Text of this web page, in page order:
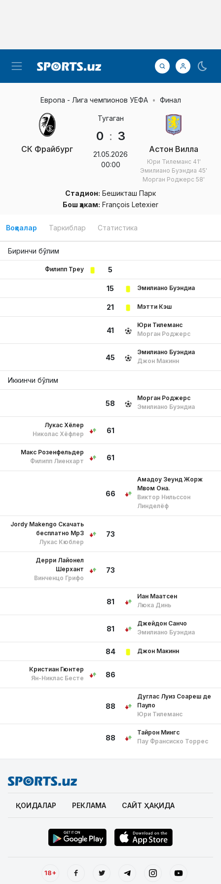
Европа - Лига чемпионов УЕФА Финал
СК Фрайбург
Тугаган
0 : 3
21.05.2026
00:00
Астон Вилла
Юри Тилеманс 41'
Эмилиано Буэндиа 45'
Морган Роджерс58'
Стадион: Бешикташ Парк
Бош ҳакам: François Letexier
Воқеалар Таркиблар Статистика
Биринчи бўлим
5
Филипп Треу
15 Эмилиано Буэндиа
21 Мэтти Кэш
41
Юри Тилеманс
Морган Роджерс
45
Эмилиано Буэндиа
Джон Макинн
Иккинчи бўлим
58
Морган Роджерс
Эмилиано Буэндиа
61
Лукас Хёлер
Николас Хёфлер
61
Макс Розенфельдер
Филипп Лиенхарт
66
Амадоу Зеунд Жорж
Мвом Она.
Виктор Нильссон
Линделёф
73
Jordy Makengo Скачать
бесплатно Mp3
Лукас Кюблер
73
Дерри Лайонел
Шерхант
Винченцо Грифо
81
Иан Маатсен
Люка Динь
81
Джейдон Санчо
Эмилиано Буэндиа
84 Джон Макинн
86
Кристиан Гюнтер
Ян-Никлас Бесте
88
Дуглас Луиз Соареш де
Пауло
Юри Тилеманс
88
Тайрон Мингс
Пау Франсиско Торрес
ҚОИДАЛАР РЕКЛАМА САЙТ ҲАҚИДА
18+